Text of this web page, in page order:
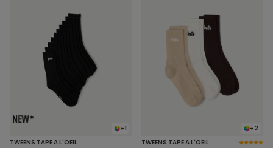
+1
TWEENS TAPE A L'OEIL
+2
TWEENS TAPE A L'OEIL